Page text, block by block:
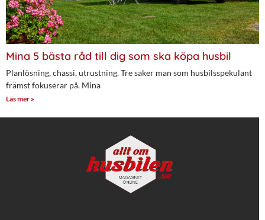
Mina 5 bästa råd till dig som ska köpa husbil
Planlösning, chassi, utrustning. Tre saker man som husbilsspekulant
främst fokuserar på. Mina
Läs mer »